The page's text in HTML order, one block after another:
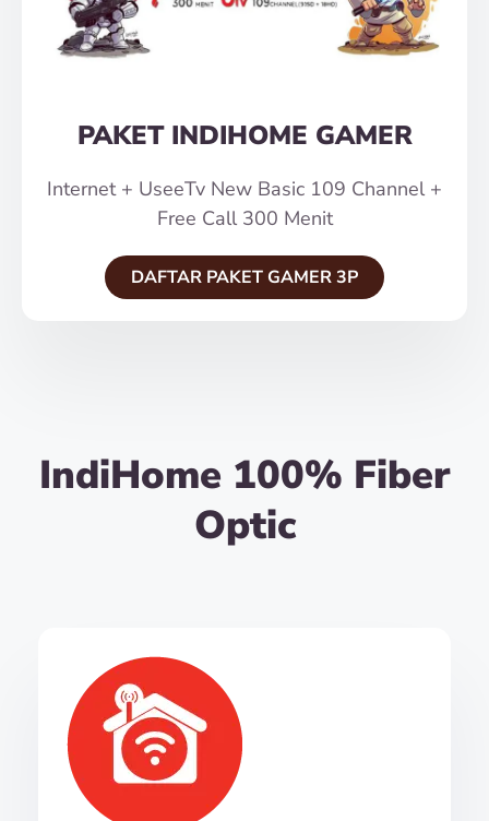
PAKET INDIHOME GAMER
Internet + UseeTv New Basic 109 Channel +
Free Call 300 Menit
DAFTAR PAKET GAMER 3P
IndiHome 100% Fiber
Optic